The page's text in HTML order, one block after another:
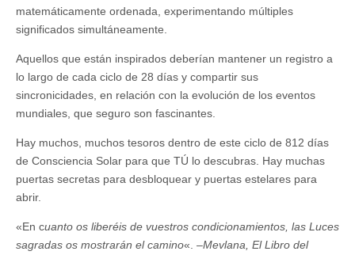
matemáticamente ordenada, experimentando múltiples
significados simultáneamente.
Aquellos que están inspirados deberían mantener un registro a
lo largo de cada ciclo de 28 días y compartir sus
sincronicidades, en relación con la evolución de los eventos
mundiales, que seguro son fascinantes.
Hay muchos, muchos tesoros dentro de este ciclo de 812 días
de Consciencia Solar para que TÚ lo descubras. Hay muchas
puertas secretas para desbloquear y puertas estelares para
abrir.
«En cuanto os liberéis de vuestros condicionamientos, las Luces
sagradas os mostrarán el camino«. –Mevlana, El Libro del